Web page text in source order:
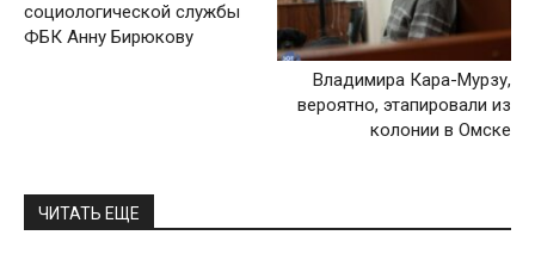
социологической службы
ФБК Анну Бирюкову
Владимира Кара-Мурзу,
вероятно, этапировали из
колонии в Омске
ЧИТАТЬ ЕЩЕ